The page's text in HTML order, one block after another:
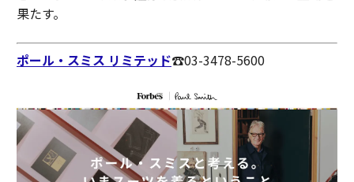
果たす。
ポール・スミス リミテッド☎︎03-3478-5600